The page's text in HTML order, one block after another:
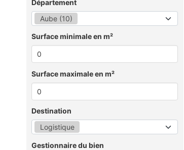
Département
Aube (10)
Surface minimale en m²
Surface maximale en m²
Destination
Logistique
Gestionnaire du bien